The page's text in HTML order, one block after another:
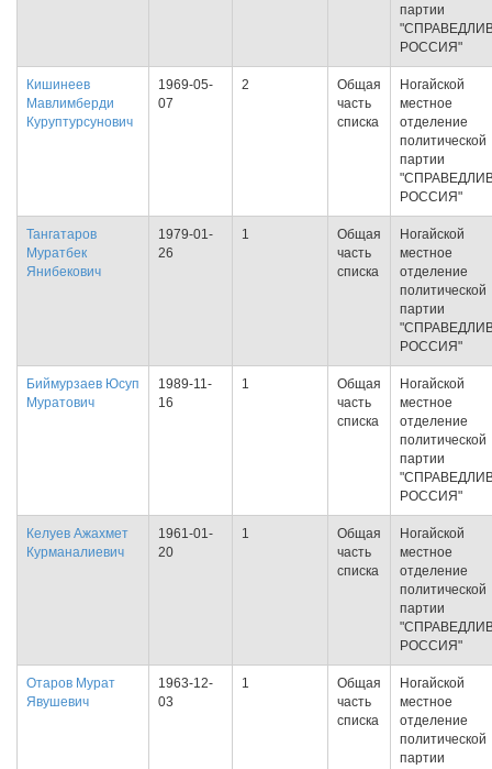
партии
РОССИЯ"
Кишинеев
Мавлимберди
Куруптурсунович
1969-05-
07
2
Общая
часть
списка
Ногайской
местное
отделение
политической
партии
РОССИЯ"
Тангатаров
Муратбек
Янибекович
1979-01-
26
1
Общая
часть
списка
Ногайской
местное
отделение
политической
партии
РОССИЯ"
Биймурзаев Юсуп
Муратович
1989-11-
16
1
Общая
часть
списка
Ногайской
местное
отделение
политической
партии
РОССИЯ"
Келуев Ажахмет
Курманалиевич
1961-01-
20
1
Общая
часть
списка
Ногайской
местное
отделение
политической
партии
РОССИЯ"
Отаров Мурат
Явушевич
1963-12-
03
1
Общая
часть
списка
Ногайской
местное
отделение
политической
партии